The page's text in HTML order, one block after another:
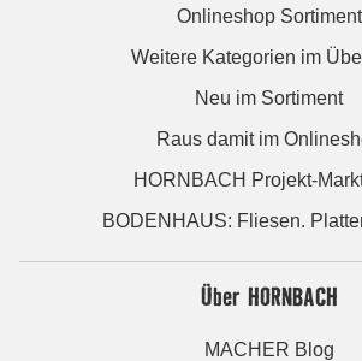
Onlineshop Sortiment
Weitere Kategorien im
Neu im Sortiment
Raus damit im
HORNBACH Projekt-
BODENHAUS: Fliesen.
Über HORNBACH
MACHER Blog